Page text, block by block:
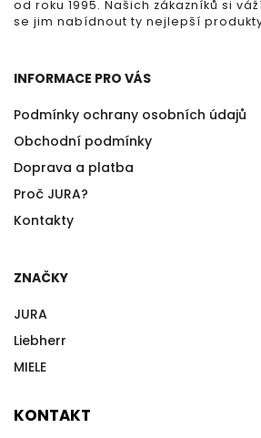
od roku 1995. Našich zákazníků si
se jim nabídnout ty nejlepší
INFORMACE PRO VÁS
Podmínky ochrany osobních údajů
Obchodní podmínky
Doprava a platba
Proč JURA?
Kontakty
ZNAČKY
JURA
Liebherr
MIELE
KONTAKT